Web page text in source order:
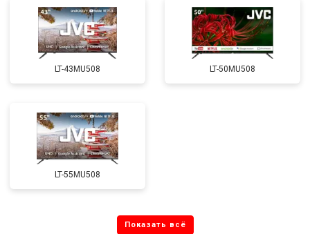
LT-43MU508 LT-50MU508
LT-55MU508